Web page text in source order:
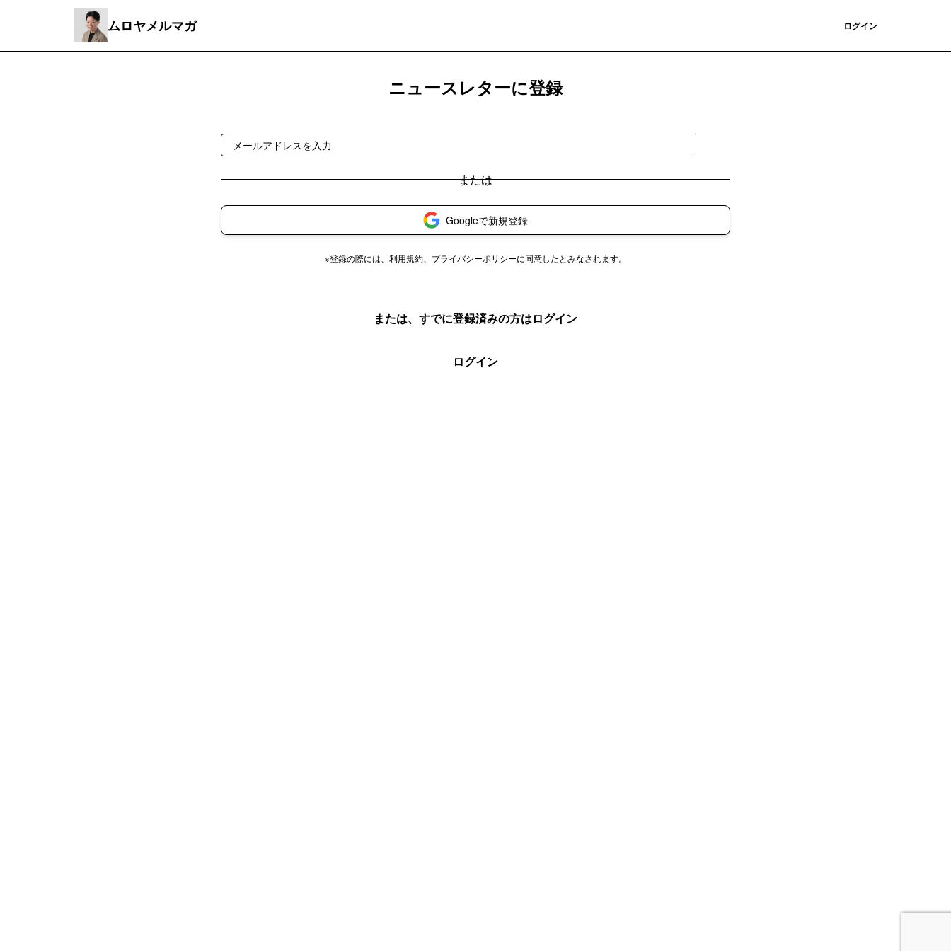
ムロヤメルマガ ログイン
ニュースレターに登録
Googleで新規登録
※登録の際には、 利用規約、 プライバシーポリシーに同意したとみなされます。
または、すでに登録済みの方はログイン
ログイン